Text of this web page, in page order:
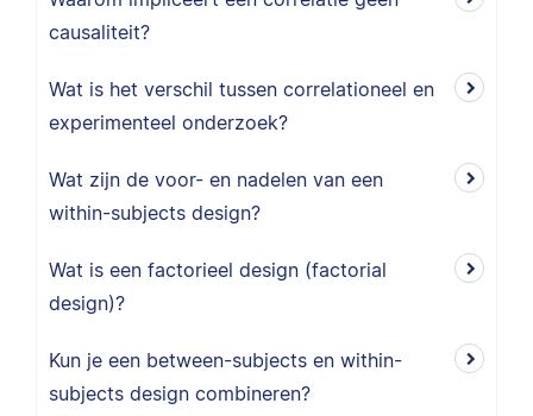
causaliteit?
Wat is het verschil tussen correlationeel en
experimenteel onderzoek?
Wat zijn de voor- en nadelen van een
within-subjects design?
Wat is een factorieel design (factorial
design)?
Kun je een between-subjects en within-
subjects design combineren?